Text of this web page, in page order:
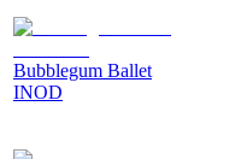
Bubblegum Ballet
INOD